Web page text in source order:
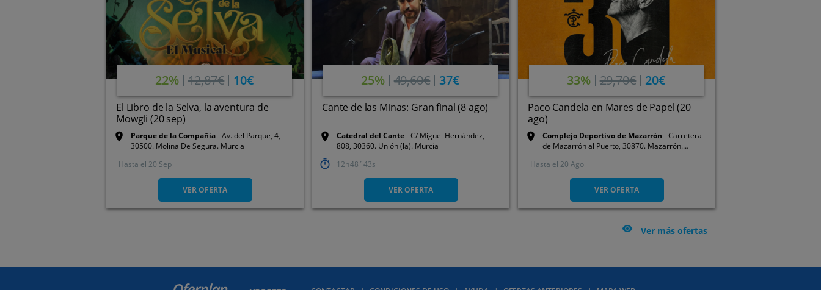
22% 12,87€ 10€
El Libro de la Selva, la aventura de
Mowgli (20 sep)
Parque de la Compañia Av. del Parque, 4,
30500. Molina De Segura. Murcia
Hasta el 20 Sep
VER OFERTA
25% 49,60€ 37€
Cante de las Minas: Gran final (8 ago)
Catedral del Cante C/ Miguel Hernández,
808, 30360. Unión (la). Murcia
12 48 42
VER OFERTA
33% 29,70€ 20€
Paco Candela en Mares de Papel (20
ago)
Complejo Deportivo de Mazarrón
Carretera
de Mazarrón al Puerto, 30870. Mazarrón.
Hasta el 20 Ago
VER OFERTA
 Ver más ofertas